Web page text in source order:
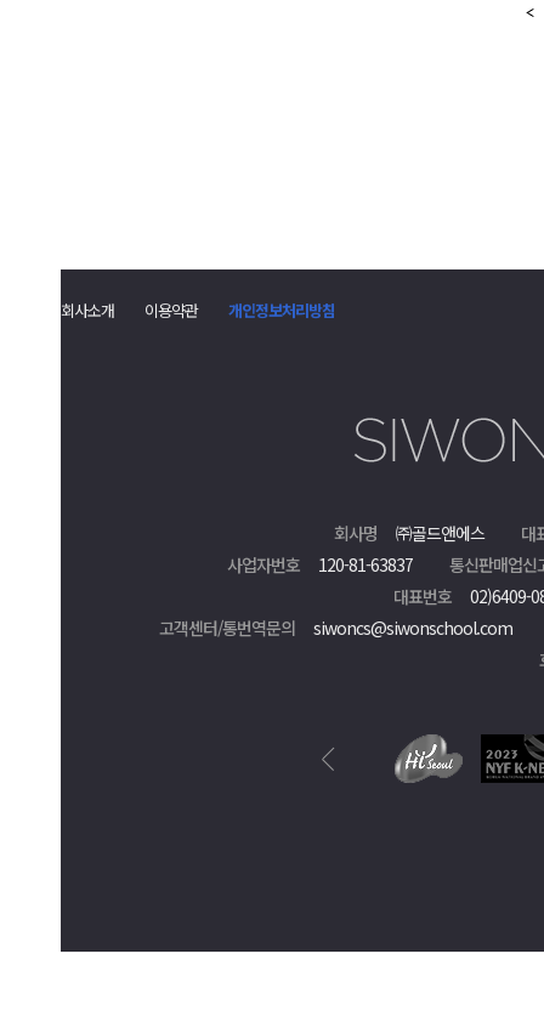
회사소개 이용약관 개인정보처리방침
회사명 ㈜골드앤에스
대
사업자번호
120-81-63837
통신판매업신
대표번호
02)6409-
고객센터/통번역문의
siwoncs@siwonschool.com